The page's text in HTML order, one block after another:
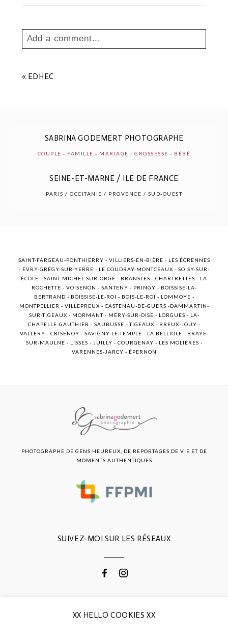
Add a comment...
Les champs marqués sont requis *
POST COMMENT
« EDHEC
SABRINA GODEMERT PHOTOGRAPHE
COUPLE - FAMILLE - MARIAGE -GROSSESSE - BÉBÉ
SEINE-ET-MARNE / ILE DE FRANCE
PARIS / OCCITANIE / PROVENCE / SUD-OUEST
SAINT-FARGEAU-PONTHIERRY - VILLIERS-EN-BIÈRE - LES ÉCRENNES
- ÉVRY-GRÉGY-SUR-YERRE - LE COUDRAY-MONTCEAUX - SOISY-SUR-
ÉCOLE - SAINT-MICHEL-SUR-ORGE - BRANSLES - CHARTRETTES - LA
ROCHETTE - VOISENON - SANTENY - PRINGY - BOISSISE-LA-
BERTRAND - BOISSISE-LE-ROI - BOIS-LE-ROI - LOMMOYE -
MONTPELLIER - VILLEPREUX - CASTENAU-DE-GUERS -DAMMARTIN-
SUR-TIGEAUX - MORMANT - MÉRY-SUR-OISE - LORGUES - LA-
CHAPELLE-GAUTHIER - SAUBUSSE - TIGEAUX - BREUX-JOUY -
VALLERY - CRISENOY - SAVIGNY-LE-TEMPLE - LA BELLIOLE - BRAYE-
SUR-MAULNE - LISSES - JUILLY - COURGENAY - LES MOLIÈRES -
VARENNES-JARCY - ÉPERNON
SUIVEZ-MOI SUR LES RÉSEAUX
PHOTOGRAPHE DE GENS HEUREUX, DE REPORTAGES DE VIE ET DE
MOMENTS AUTHENTIQUES
CONTACTEZ-MOI
XX HELLO COOKIES XX